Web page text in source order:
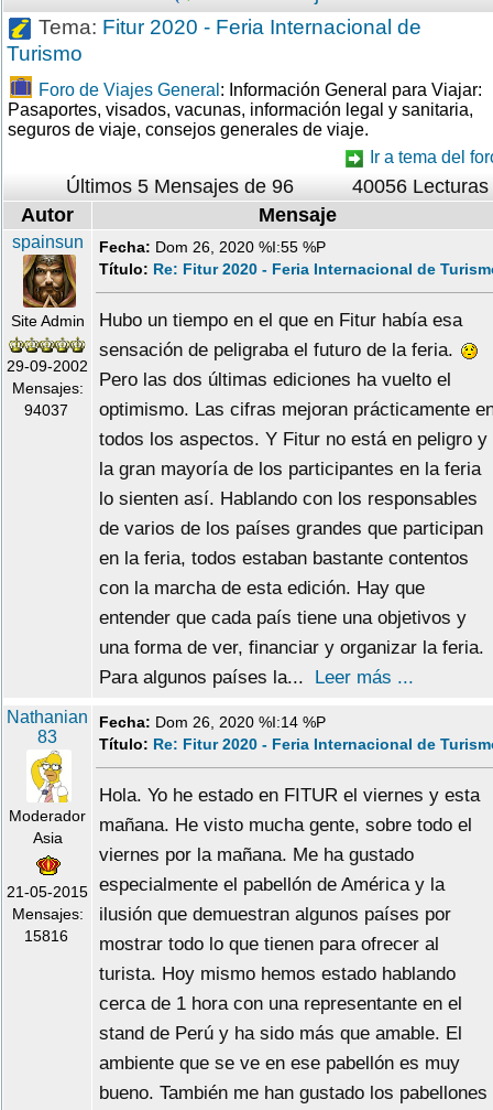
Tema: Fitur 2020 - Feria Internacional de
Turismo
Foro de Viajes General : Información General para Viajar:
Pasaportes, visados, vacunas, información legal y sanitaria,
seguros de viaje, consejos generales de viaje.
Ir a tema del
Últimos 5 Mensajes de 96
40056 Lecturas
Autor
Mensaje
spainsun
Site Admin
29-09-2002
Mensajes:
94037
Fecha: Dom 26, 2020 %I:55 %P
Título: Re: Fitur 2020 - Feria Internacional de
Hubo un tiempo en el que en Fitur había esa
sensación de peligraba el futuro de la feria.
Pero las dos últimas ediciones ha vuelto el
optimismo. Las cifras mejoran prácticamente
todos los aspectos. Y Fitur no está en peligro y
la gran mayoría de los participantes en la feria
lo sienten así. Hablando con los responsables
de varios de los países grandes que participan
en la feria, todos estaban bastante contentos
con la marcha de esta edición. Hay que
entender que cada país tiene una objetivos y
una forma de ver, financiar y organizar la feria.
Para algunos países la... Leer más ...
Nathanian
83
Moderador
Asia
21-05-2015
Mensajes:
15816
Fecha: Dom 26, 2020 %I:14 %P
Título: Re: Fitur 2020 - Feria Internacional de
Hola. Yo he estado en FITUR el viernes y esta
mañana. He visto mucha gente, sobre todo el
viernes por la mañana. Me ha gustado
especialmente el pabellón de América y la
ilusión que demuestran algunos países por
mostrar todo lo que tienen para ofrecer al
turista. Hoy mismo hemos estado hablando
cerca de 1 hora con una representante en el
stand de Perú y ha sido más que amable. El
ambiente que se ve en ese pabellón es muy
bueno. También me han gustado los pabellones